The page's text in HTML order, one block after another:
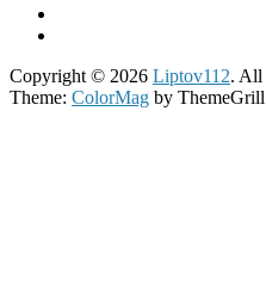
Copyright © 2026 Liptov112. All
Theme: ColorMag by